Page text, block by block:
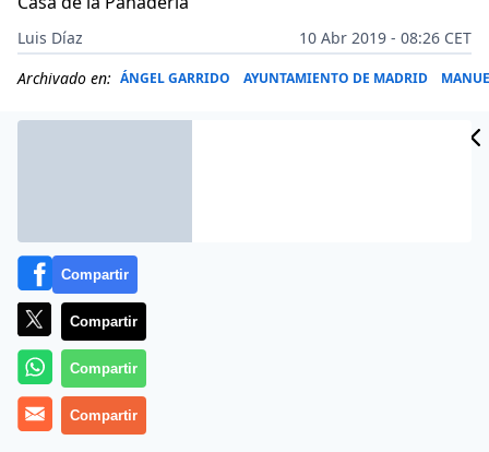
Luis Díaz
10 Abr 2019 - 08:26 CET
Archivado en: ÁNGEL GARRIDO AYUNTAMIENTO DE MADRID
La proyección de Podemos en la
Compartir
Compartir
Compartir
Compartir